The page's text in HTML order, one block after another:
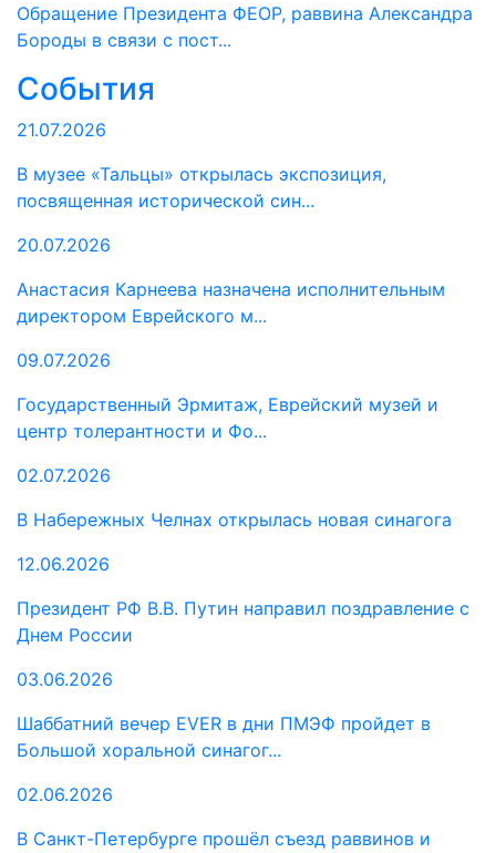
Обращение Президента ФЕОР, раввина Александра
Бороды в связи с пост...
События
21.07.2026
В музее «Тальцы» открылась экспозиция,
посвященная исторической син...
20.07.2026
Анастасия Карнеева назначена исполнительным
директором Еврейского м...
09.07.2026
Государственный Эрмитаж, Еврейский музей и
центр толерантности и Фо...
02.07.2026
В Набережных Челнах открылась новая синагога
12.06.2026
Президент РФ В.В. Путин направил поздравление с
Днем России
03.06.2026
Шаббатний вечер EVER в дни ПМЭФ пройдет в
Большой хоральной синагог...
02.06.2026
В Санкт-Петербурге прошёл съезд раввинов и